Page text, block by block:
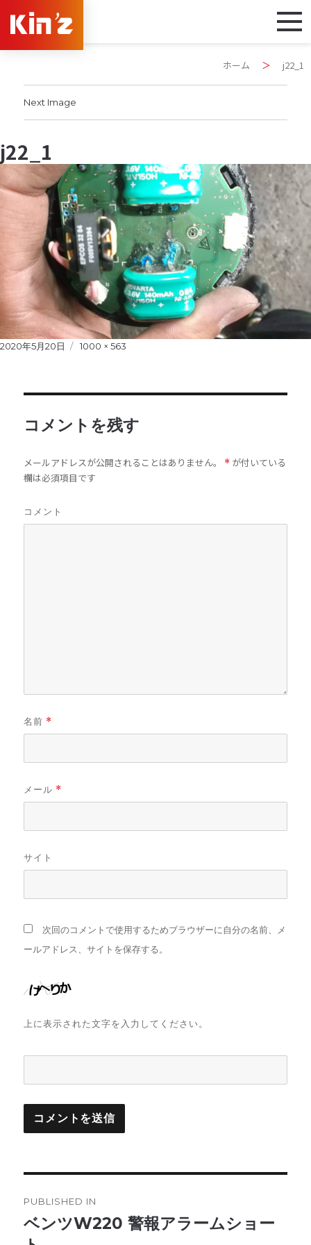
ホーム ＞ j22_1
Next Image
j22_1
Posted
2020年5月20日
Full
1000 × 563
コメントを残す
メールアドレスが公開されることはありません。 * が付いている
欄は必須項目です
コメント
名前 *
メール *
サイト
次回のコメントで使用するためブラウザーに自分の名前、メ
ールアドレス、サイトを保存する。
上に表示された文字を入力してください。
稿
PUBLISHED IN
ベンツW220 警報アラームショー